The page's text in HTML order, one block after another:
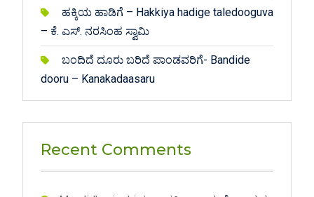
ಹಕ್ಕಿಯ ಹಾಡಿಗೆ – Hakkiya hadige taledooguva
– ಕೆ. ಎಸ್. ನರಸಿಂಹ ಸ್ವಾಮಿ
ಬಂದಿದೆ ದೂರು ಬರಿದೆ ಪಾಂಡವರಿಗೆ- Bandide
dooru – Kanakadaasaru
Recent Comments